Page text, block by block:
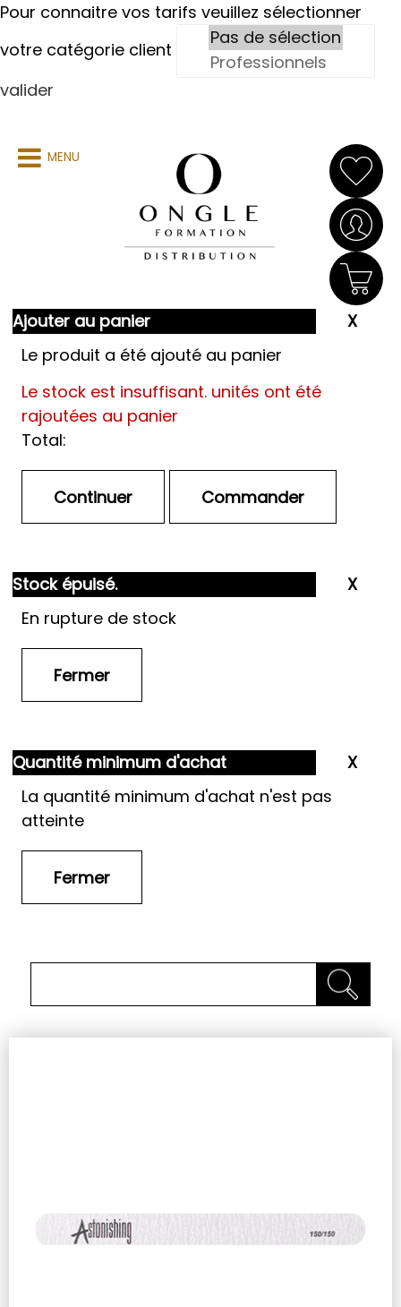
Pour connaitre vos tarifs veuillez sélectionner
votre catégorie client
valider
MENU
Ajouter au panier
Le produit a été ajouté au panier
Le stock est insuffisant. unités ont été
rajoutées au panier
Total:
Stock épuisé.
En rupture de stock
Quantité minimum d'achat
La quantité minimum d'achat n'est pas
atteinte